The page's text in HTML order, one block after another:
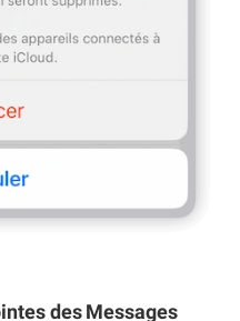
des Messages